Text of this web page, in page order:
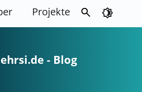
Projekte search brightness_4
- Blog